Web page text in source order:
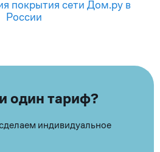
покрытия сети Дом.ру в
России
один тариф?
индивидуальное